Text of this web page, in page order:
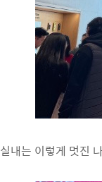
실내는 이렇게 멋진